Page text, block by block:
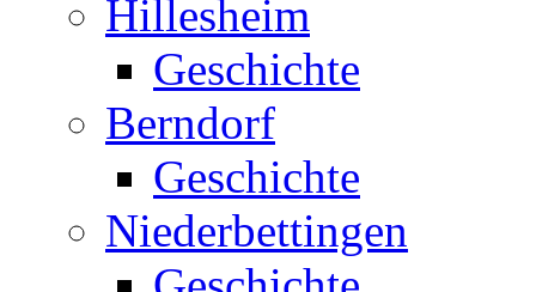
Hillesheim
Geschichte
Berndorf
Geschichte
Niederbettingen